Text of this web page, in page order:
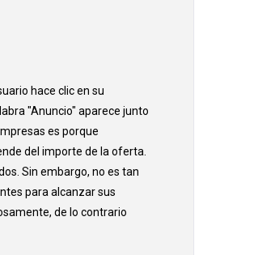
hace clic en su
"Anuncio" aparece junto
es porque
del importe de la oferta.
Sin embargo, no es tan
para alcanzar sus
de lo contrario